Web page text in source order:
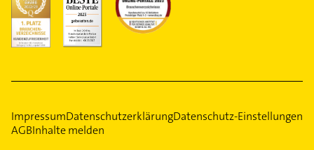
ImpressumDatenschutzerklärungDatenschutz-Einstellungen
AGBInhalte melden